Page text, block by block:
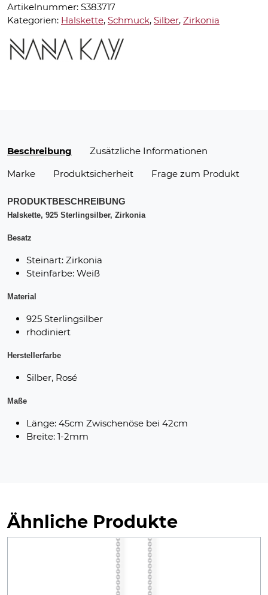
Artikelnummer: S383717
Kategorien: Halskette, Schmuck, Silber, Zirkonia
Beschreibung
Zusätzliche Informationen
Marke
Produktsicherheit Frage zum Produkt
PRODUKTBESCHREIBUNG
Halskette, 925 Sterlingsilber, Zirkonia
Besatz
Steinart: Zirkonia
Steinfarbe: Weiß
Material
925 Sterlingsilber
rhodiniert
Herstellerfarbe
Silber, Rosé
Maße
Länge: 45cm Zwischenöse bei 42cm
Breite: 1-2mm
Ähnliche Produkte